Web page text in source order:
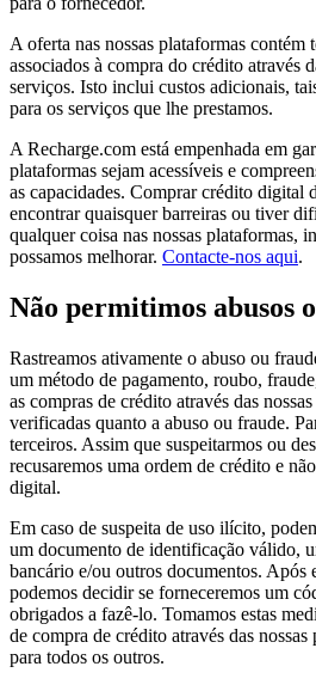
A oferta nas nossas plataformas contém
associados à compra do crédito através
serviços. Isto inclui custos adicionais,
para os serviços que lhe prestamos.
A Recharge.com está empenhada em
plataformas sejam acessíveis e
as capacidades. Comprar crédito digital
encontrar quaisquer barreiras ou tiver
qualquer coisa nas nossas plataformas,
possamos melhorar. Contacte-nos aqui.
Não permitimos abusos
Rastreamos ativamente o abuso ou
um método de pagamento, roubo,
as compras de crédito através das
verificadas quanto a abuso ou fraude.
terceiros. Assim que suspeitarmos ou
recusaremos uma ordem de crédito e
digital.
Em caso de suspeita de uso ilícito,
um documento de identificação válido,
bancário e/ou outros documentos. Após
podemos decidir se forneceremos um
obrigados a fazê-lo. Tomamos estas
de compra de crédito através das
para todos os outros.